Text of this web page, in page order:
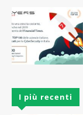
I più recenti